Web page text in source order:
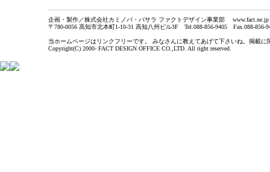
企画・製作／株式会社カミノバ・バサラ ファクトデザイン事業部 www.fact.ne.jp
〒780-0056 高知市北本町1-10-31 高知八州ビル3F Tel.088-856-9405 Fax.088-856-
当ホームページはリンクフリーです。 みなさんに教えてあげて下さいね。掲載
Copyright(C) 2000- FACT DESIGN OFFICE CO.,LTD. All right reserved.